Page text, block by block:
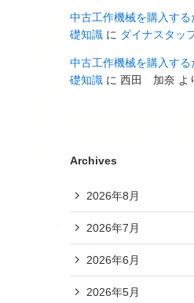
中古工作機械を購入す
礎知識 に ダイナスタッ
中古工作機械を購入す
礎知識 に 西田 加奈 よ
Archives
2026年8月
2026年7月
2026年6月
2026年5月